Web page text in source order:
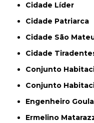
Cidade Líder
Cidade Patriarca
Cidade São
Cidade
Conjunto
Conjunto
Engenheiro
Ermelino